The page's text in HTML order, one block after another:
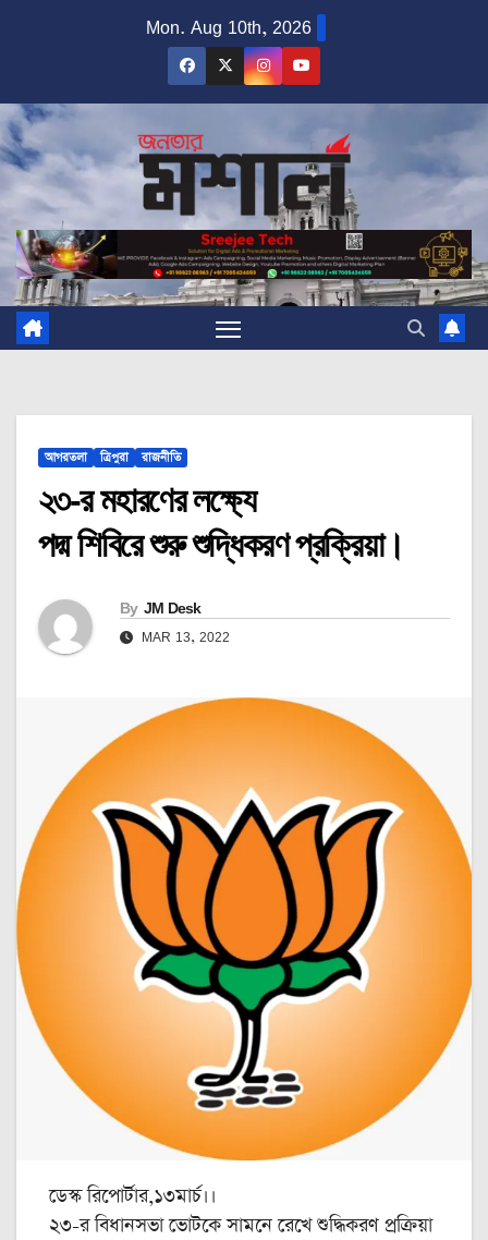
Mon. Aug 10th, 2026
আগরতলা ত্রিপুরা রাজনীতি
২৩-র মহারণের লক্ষ্যে
পদ্ম শিবিরে শুরু শুদ্ধিকরণ প্রক্রিয়া।
By JM Desk
MAR 13, 2022
ডেস্ক রিপোর্টার,১৩মার্চ।।
২৩-র বিধানসভা ভোটকে সামনে রেখে শুদ্ধিকরণ প্রক্রিয়া